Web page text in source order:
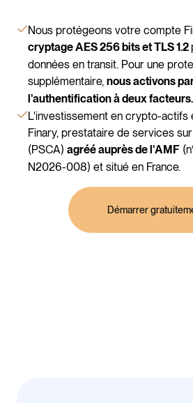
L'investissement en crypto-actifs
Finary, prestataire de services
(PSCA) agréé auprès de l'AMF
N2026-008) et situé en France.
Nous protégeons votre compte
cryptage AES 256 bits et TLS 1.2
données en transit. Pour une
supplémentaire, nous activons
l'authentification à deux facteurs.
Démarrer